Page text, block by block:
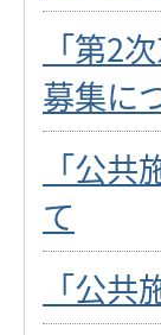
「第2
募集に
「公
て
「公